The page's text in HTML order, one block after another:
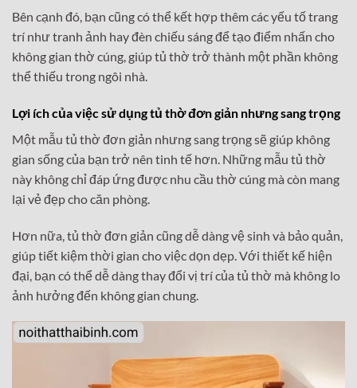
Bên cạnh đó, bạn cũng có thể kết hợp thêm các yếu tố trang
trí như tranh ảnh hay đèn chiếu sáng để tạo điểm nhấn cho
không gian thờ cúng, giúp tủ thờ trở thành một phần không
thể thiếu trong ngôi nhà.
Lợi ích của việc sử dụng tủ thờ đơn giản nhưng sang trọng
Một mẫu tủ thờ đơn giản nhưng sang trọng sẽ giúp không
gian sống của bạn trở nên tinh tế hơn. Những mẫu tủ thờ
này không chỉ đáp ứng được nhu cầu thờ cúng mà còn mang
lại vẻ đẹp cho căn phòng.
Hơn nữa, tủ thờ đơn giản cũng dễ dàng vệ sinh và bảo quản,
giúp tiết kiệm thời gian cho việc dọn dẹp. Với thiết kế hiện
đại, bạn có thể dễ dàng thay đổi vị trí của tủ thờ mà không lo
ảnh hưởng đến không gian chung.